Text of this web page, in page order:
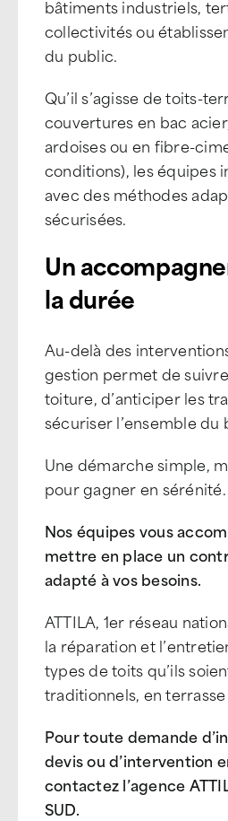
bâtiments industriels,
collectivités ou
du public.
Qu’il s’agisse de toits-
couvertures en bac
ardoises ou en fibre-
conditions), les équipes
avec des méthodes
sécurisées.
Un
la durée
Au-delà des
gestion permet de
toiture, d’anticiper les
sécuriser l’ensemble du
Une démarche simple,
pour gagner en sérénité.
Nos équipes vous
mettre en place un
adapté à vos besoins.
ATTILA, 1er réseau
la réparation et
types de toits qu’ils
traditionnels, en
Pour toute demande
devis ou d’intervention
contactez l’agence
SUD.